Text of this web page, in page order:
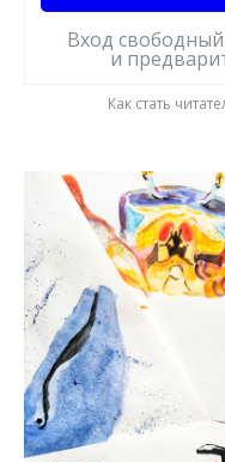
Вход
и
Как стать